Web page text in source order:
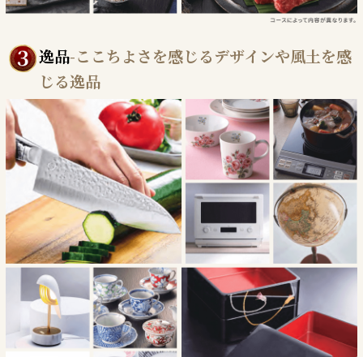
3
逸品-ここちよさを感じるデザインや風土を感
じる逸品